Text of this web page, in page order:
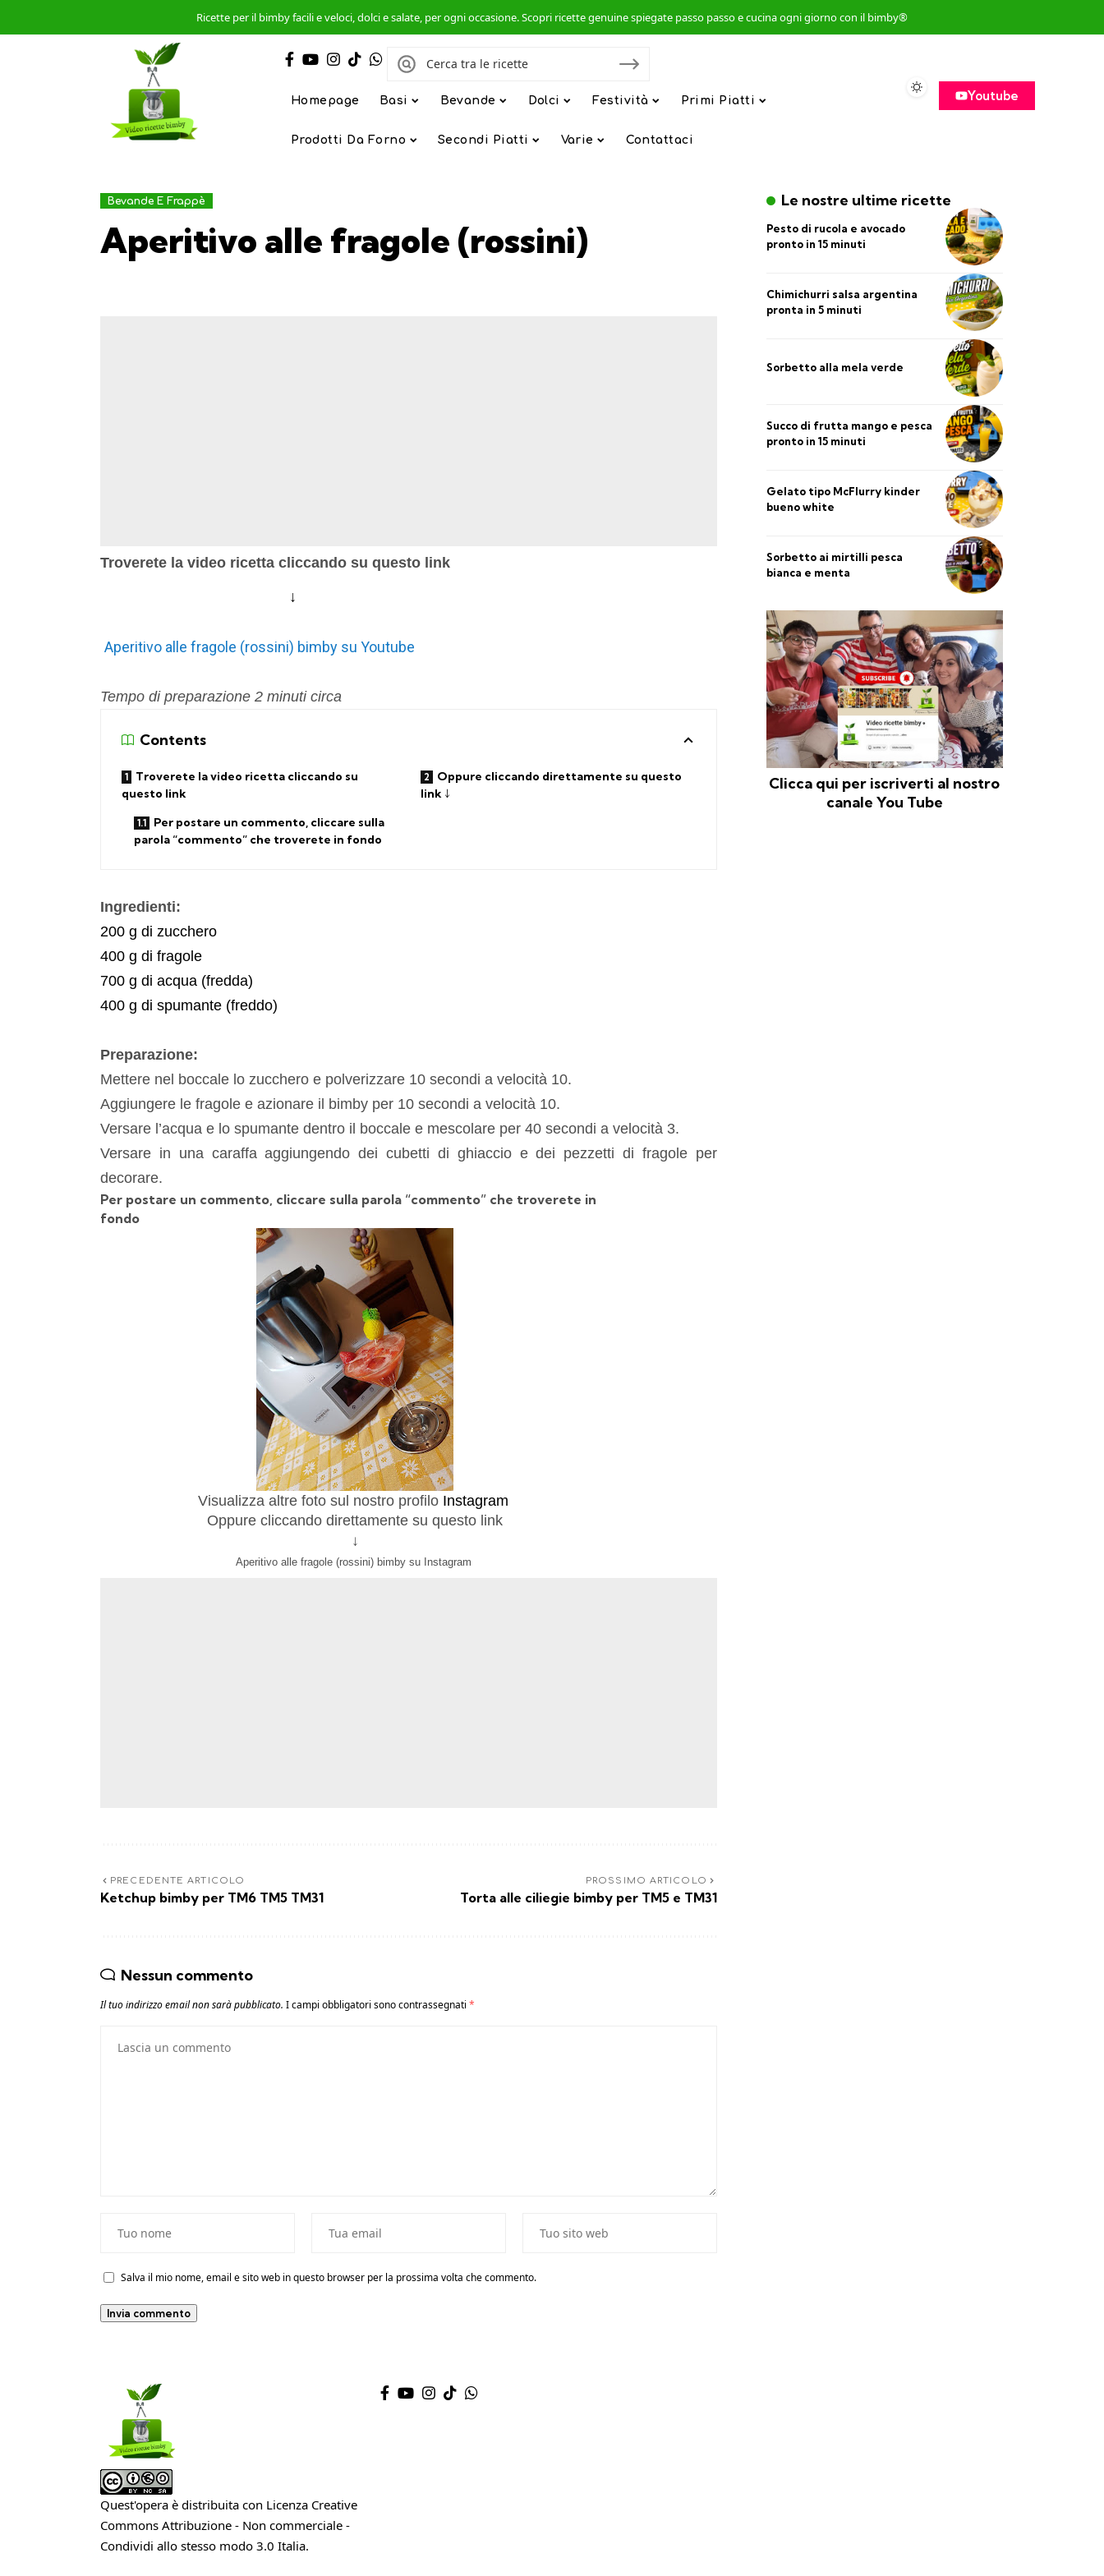
Ricette per il bimby facili e veloci, dolci e salate, per ogni occasione. Scopri ricette genuine spiegate passo passo e cucina ogni giorno con il bimby®
Homepage Basi Bevande Dolci Festività Primi Piatti
Prodotti Da Forno Secondi Piatti Varie Contattaci
Youtube
Bevande E Frappè
Aperitivo alle fragole (rossini)
Troverete la video ricetta cliccando su questo link
↓
Aperitivo alle fragole (rossini) bimby su Youtube
Tempo di preparazione 2 minuti circa
Contents
Troverete la video ricetta cliccando su
questo link
Per postare un commento, cliccare sulla
parola “commento” che troverete in fondo
Oppure cliccando direttamente su questo
link ↓
Ingredienti:
200 g di zucchero
400 g di fragole
700 g di acqua (fredda)
400 g di spumante (freddo)
Preparazione:
Mettere nel boccale lo zucchero e polverizzare 10 secondi a velocità 10.
Aggiungere le fragole e azionare il bimby per 10 secondi a velocità 10.
Versare l’acqua e lo spumante dentro il boccale e mescolare per 40 secondi a velocità 3.
Versare in una caraffa aggiungendo dei cubetti di ghiaccio e dei pezzetti di fragole per
decorare.
Per postare un commento, cliccare sulla parola “commento” che troverete in
fondo
Visualizza altre foto sul nostro profilo Instagram
Oppure cliccando direttamente su questo link
↓
Aperitivo alle fragole (rossini) bimby su Instagram
PRECEDENTE ARTICOLO
Ketchup bimby per TM6 TM5 TM31
PROSSIMO ARTICOLO
Torta alle ciliegie bimby per TM5 e TM31
Nessun commento
Il tuo indirizzo email non sarà pubblicato. I campi obbligatori sono contrassegnati *
Salva il mio nome, email e sito web in questo browser per la prossima volta che commento.
Le nostre ultime ricette
Pesto di rucola e avocado
pronto in 15 minuti
Chimichurri salsa argentina
pronta in 5 minuti
Sorbetto alla mela verde
Succo di frutta mango e pesca
pronto in 15 minuti
Gelato tipo McFlurry kinder
bueno white
Sorbetto ai mirtilli pesca
bianca e menta
Clicca qui per iscriverti al nostro
canale You Tube
Quest'opera è distribuita con Licenza Creative
Commons Attribuzione - Non commerciale -
Condividi allo stesso modo 3.0 Italia.